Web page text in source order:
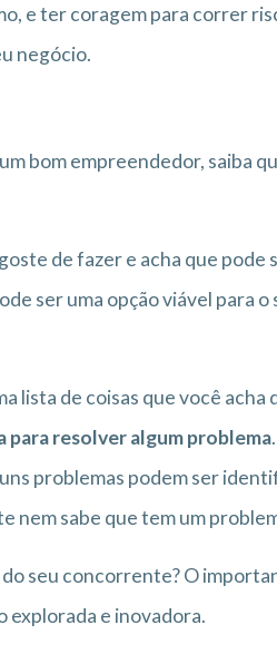
e ter coragem para correr
negócio.
bom empreendedor, saiba
de fazer e acha que
ser uma opção viável para o
lista de coisas que você
para resolver algum problema
problemas podem ser
nem sabe que tem um
seu concorrente? O
e inovadora.